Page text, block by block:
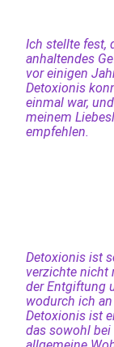
Ich stellte fest,
anhaltendes
vor einigen
Detoxionis
einmal war,
meinem
empfehlen.
Detoxionis ist
verzichte nicht
der Entgiftung
wodurch ich
Detoxionis ist
das sowohl bei